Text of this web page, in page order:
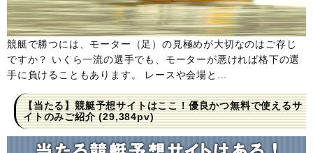
競艇で勝つには、モーター（足）の見極めが大切なのはご存じ
ですか？ いくら一流の選手でも、モーターが悪ければ格下の選
手に負けることもあります。 レースや会場と...
【当たる】競艇予想サイトはここ！優良かつ無料で使えるサ
イトのみご紹介(29,384pv)